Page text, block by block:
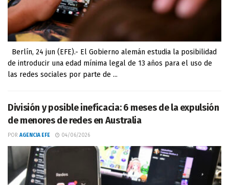
Berlín, 24 jun (EFE).- El Gobierno alemán estudia la posibilidad
de introducir una edad mínima legal de 13 años para el uso de
las redes sociales por parte de ...
División y posible ineficacia: 6 meses de la expulsión
de menores de redes en Australia
POR AGENCIA EFE 04/06/2026